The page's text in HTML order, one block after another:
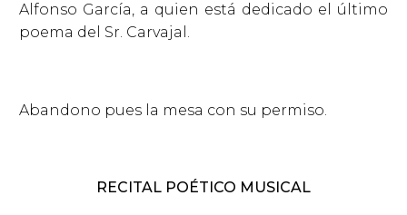
Alfonso García, a quien está dedicado el último
poema del Sr. Carvajal.
Abandono pues la mesa con su permiso.
RECITAL POÉTICO MUSICAL